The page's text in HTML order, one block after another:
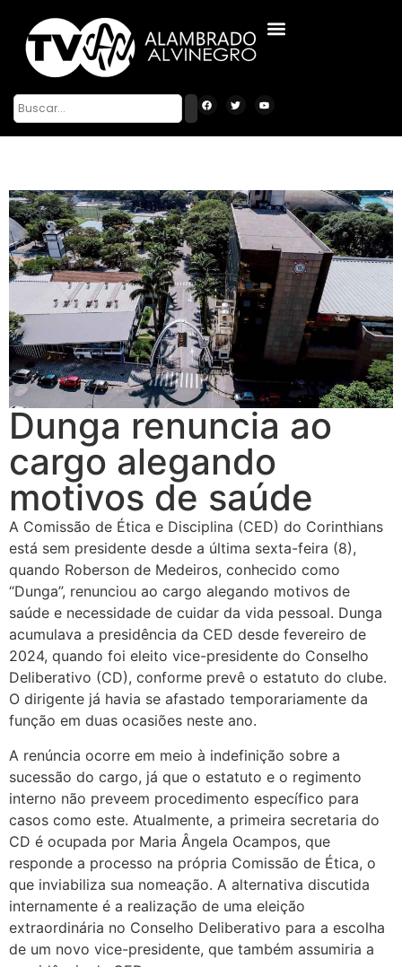
Dunga renuncia ao
cargo alegando
motivos de saúde
A Comissão de Ética e Disciplina (CED) do Corinthians
está sem presidente desde a última sexta-feira (8),
quando Roberson de Medeiros, conhecido como
“Dunga”, renunciou ao cargo alegando motivos de
saúde e necessidade de cuidar da vida pessoal. Dunga
acumulava a presidência da CED desde fevereiro de
2024, quando foi eleito vice-presidente do Conselho
Deliberativo (CD), conforme prevê o estatuto do clube.
O dirigente já havia se afastado temporariamente da
função em duas ocasiões neste ano.
A renúncia ocorre em meio à indefinição sobre a
sucessão do cargo, já que o estatuto e o regimento
interno não preveem procedimento específico para
casos como este. Atualmente, a primeira secretaria do
CD é ocupada por Maria Ângela Ocampos, que
responde a processo na própria Comissão de Ética, o
que inviabiliza sua nomeação. A alternativa discutida
internamente é a realização de uma eleição
extraordinária no Conselho Deliberativo para a escolha
de um novo vice-presidente, que também assumiria a